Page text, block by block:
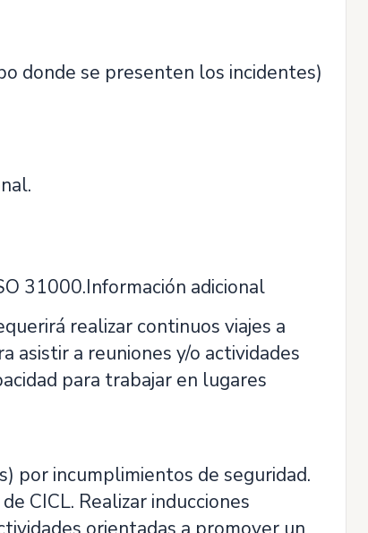
donde se presenten los incidentes)
31000.Información adicional
realizar continuos viajes a
asistir a reuniones y/o actividades
para trabajar en lugares
por incumplimientos de seguridad.
CICL. Realizar inducciones